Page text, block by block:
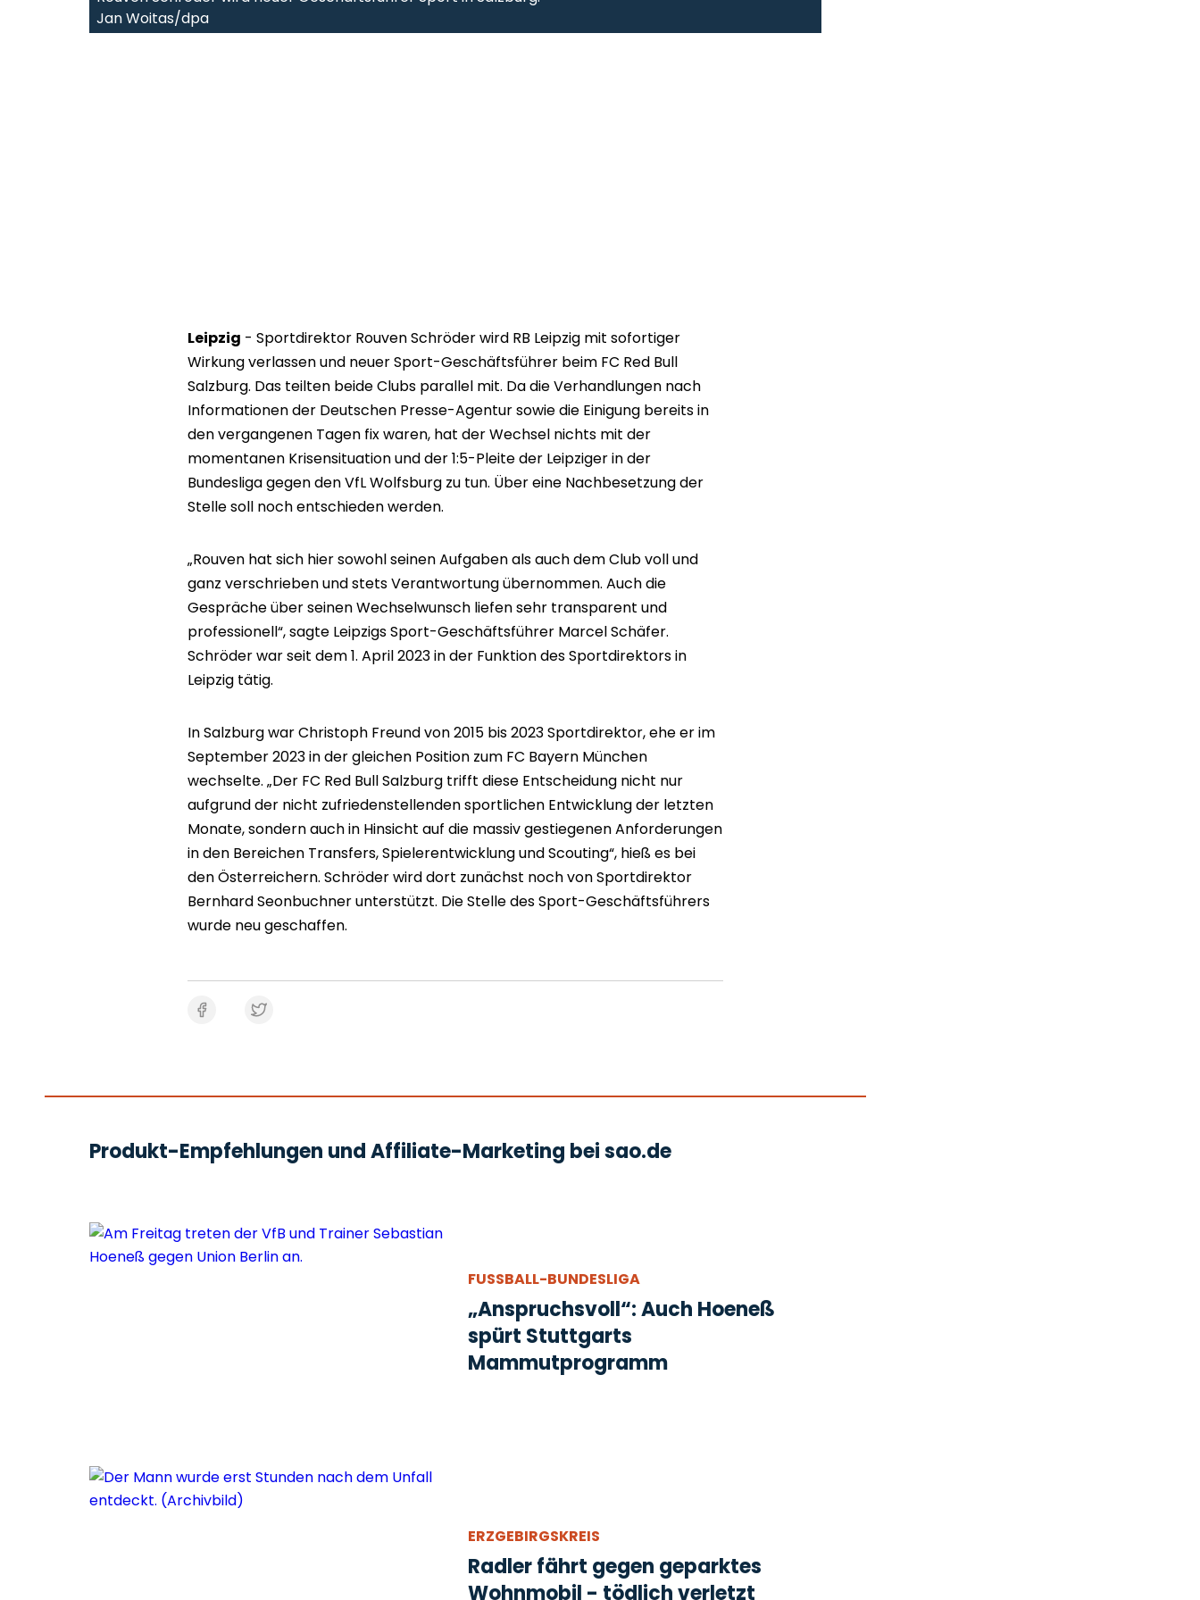
Jan Woitas/dpa
Leipzig - Sportdirektor Rouven Schröder wird RB Leipzig mit sofortiger
Wirkung verlassen und neuer Sport-Geschäftsführer beim FC Red Bull
Salzburg. Das teilten beide Clubs parallel mit. Da die Verhandlungen nach
Informationen der Deutschen Presse-Agentur sowie die Einigung bereits in
den vergangenen Tagen fix waren, hat der Wechsel nichts mit der
momentanen Krisensituation und der 1:5-Pleite der Leipziger in der
Bundesliga gegen den VfL Wolfsburg zu tun. Über eine Nachbesetzung der
Stelle soll noch entschieden werden.
„Rouven hat sich hier sowohl seinen Aufgaben als auch dem Club voll und
ganz verschrieben und stets Verantwortung übernommen. Auch die
Gespräche über seinen Wechselwunsch liefen sehr transparent und
professionell“, sagte Leipzigs Sport-Geschäftsführer Marcel Schäfer.
Schröder war seit dem 1. April 2023 in der Funktion des Sportdirektors in
Leipzig tätig.
In Salzburg war Christoph Freund von 2015 bis 2023 Sportdirektor, ehe er im
September 2023 in der gleichen Position zum FC Bayern München
wechselte. „Der FC Red Bull Salzburg trifft diese Entscheidung nicht nur
aufgrund der nicht zufriedenstellenden sportlichen Entwicklung der letzten
Monate, sondern auch in Hinsicht auf die massiv gestiegenen Anforderungen
in den Bereichen Transfers, Spielerentwicklung und Scouting“, hieß es bei
den Österreichern. Schröder wird dort zunächst noch von Sportdirektor
Bernhard Seonbuchner unterstützt. Die Stelle des Sport-Geschäftsführers
wurde neu geschaffen.
Produkt-Empfehlungen und Affiliate-Marketing bei sao.de
FUSSBALL-BUNDESLIGA
„Anspruchsvoll“: Auch Hoeneß
spürt Stuttgarts
Mammutprogramm
ERZGEBIRGSKREIS
Radler fährt gegen geparktes
Wohnmobil - tödlich verletzt